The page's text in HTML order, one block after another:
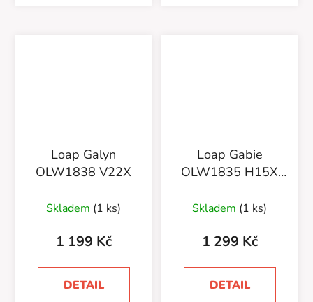
Loap Galyn
OLW1838 V22X
Skladem (1 ks)
1 199 Kč
DETAIL
Loap Gabie
OLW1835 H15X
Skladem (1 ks)
1 299 Kč
DETAIL